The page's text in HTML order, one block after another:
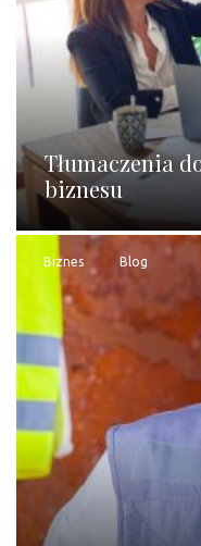
Tłumaczenia
biznesu
Biznes Blog